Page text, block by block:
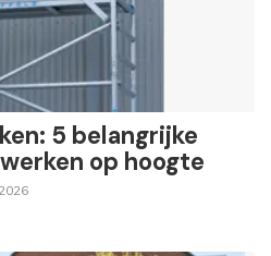
5 belangrijke
op hoogte